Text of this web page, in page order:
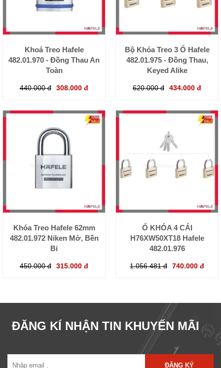
Khoá Treo Hafele
482.01.970 - Đồng Thau An
Toàn
440.000 đ 308.000 đ
Bộ Khóa Treo 3 Ổ Hafele
482.01.975 - Đồng Thau,
Keyed Alike
620.000 đ 434.000 đ
Khóa Treo Hafele 62mm
482.01.972 Niken Mờ, Bền
Bỉ
450.000 đ 315.000 đ
Ổ KHÓA 4 CÁI
H76XW50XT18 Hafele
482.01.976
1.056.481 đ 740.000 đ
ĐĂNG KÍ NHẬN TIN KHUYẾN MÃI
ĐĂNG KÝ